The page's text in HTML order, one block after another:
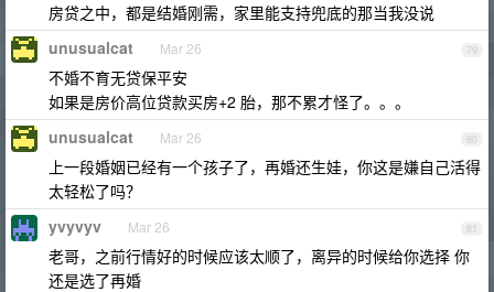
房贷之中，都是结婚刚需，家里能支持兜底的那当我没说
79
unusualcat Mar 26
不婚不育无贷保平安
如果是房价高位贷款买房+2 胎，那不累才怪了。。。
80
unusualcat Mar 26
上一段婚姻已经有一个孩子了，再婚还生娃，你这是嫌自己活得
太轻松了吗？
81
yvyvyv Mar 26
老哥，之前行情好的时候应该太顺了，离异的时候给你选择 你
还是选了再婚